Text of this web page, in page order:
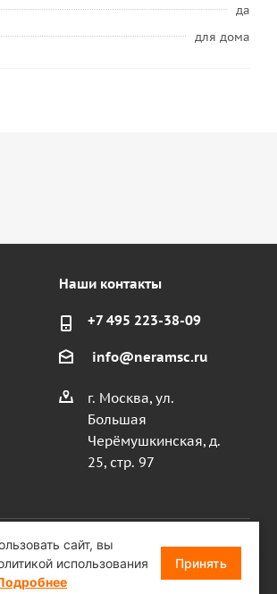
да
для дома
Наши контакты
+7 495 223-38-09
info@neramsc.ru
г. Москва, ул.
Большая
Черёмушкинская, д.
25, стр. 97
сайт, вы
использования
Принять